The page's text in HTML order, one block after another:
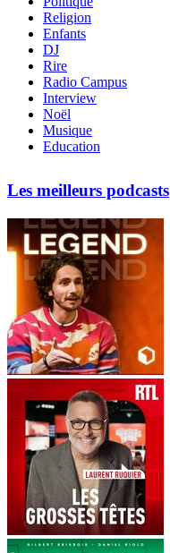
Religion
Enfants
DJ
Rire
Radio Campus
Interview
Noël
Musique
Education
Les meilleurs podcasts